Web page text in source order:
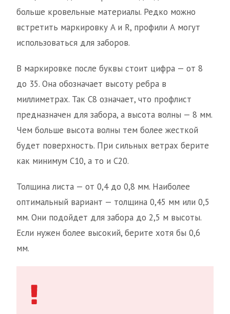
больше кровельные материалы. Редко можно
встретить маркировку A и R, профили А могут
использоваться для заборов.
В маркировке после буквы стоит цифра — от 8
до 35. Она обозначает высоту ребра в
миллиметрах. Так С8 означает, что профлист
предназначен для забора, а высота волны — 8 мм.
Чем больше высота волны тем более жесткой
будет поверхность. При сильных ветрах берите
как минимум С10, а то и С20.
Толщина листа — от 0,4 до 0,8 мм. Наиболее
оптимальный вариант — толщина 0,45 мм или 0,5
мм. Они подойдет для забора до 2,5 м высоты.
Если нужен более высокий, берите хотя бы 0,6
мм.